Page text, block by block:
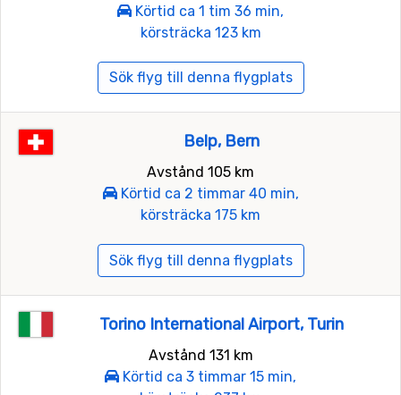
Körtid ca 1 tim 36 min,
körsträcka 123 km
Sök flyg till denna flygplats
Belp, Bern
Avstånd 105 km
Körtid ca 2 timmar 40 min,
körsträcka 175 km
Sök flyg till denna flygplats
Torino International Airport, Turin
Avstånd 131 km
Körtid ca 3 timmar 15 min,